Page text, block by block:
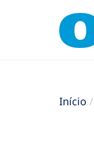
Início